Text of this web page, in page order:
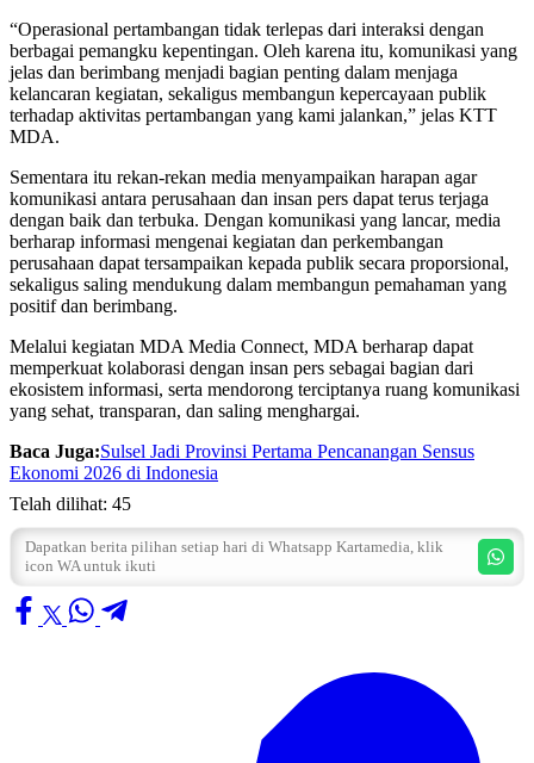
“Operasional pertambangan tidak terlepas dari interaksi dengan
berbagai pemangku kepentingan. Oleh karena itu, komunikasi yang
jelas dan berimbang menjadi bagian penting dalam menjaga
kelancaran kegiatan, sekaligus membangun kepercayaan publik
terhadap aktivitas pertambangan yang kami jalankan,” jelas KTT
MDA.
Sementara itu rekan-rekan media menyampaikan harapan agar
komunikasi antara perusahaan dan insan pers dapat terus terjaga
dengan baik dan terbuka. Dengan komunikasi yang lancar, media
berharap informasi mengenai kegiatan dan perkembangan
perusahaan dapat tersampaikan kepada publik secara proporsional,
sekaligus saling mendukung dalam membangun pemahaman yang
positif dan berimbang.
Melalui kegiatan MDA Media Connect, MDA berharap dapat
memperkuat kolaborasi dengan insan pers sebagai bagian dari
ekosistem informasi, serta mendorong terciptanya ruang komunikasi
yang sehat, transparan, dan saling menghargai.
Baca Juga:Sulsel Jadi Provinsi Pertama Pencanangan Sensus
Ekonomi 2026 di Indonesia
Telah dilihat: 45
Dapatkan berita pilihan setiap hari di Whatsapp Kartamedia, klik
icon WA untuk ikuti